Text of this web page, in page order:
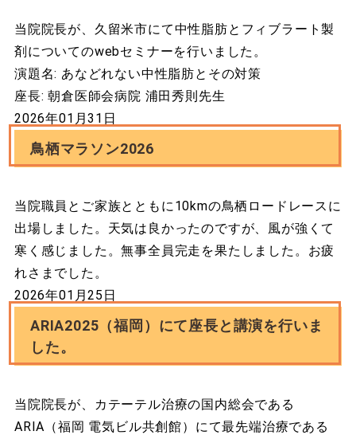
当院院長が、久留米市にて中性脂肪とフィブラート製
剤についてのwebセミナーを行いました。
演題名: あなどれない中性脂肪とその対策
座長: 朝倉医師会病院 浦田秀則先生
2026年01月31日
鳥栖マラソン2026
当院職員とご家族とともに10kmの鳥栖ロードレースに
出場しました。天気は良かったのですが、風が強くて
寒く感じました。無事全員完走を果たしました。お疲
れさまでした。
2026年01月25日
ARIA2025（福岡）にて座長と講演を行いま
した。
当院院長が、カテーテル治療の国内総会である
ARIA（福岡 電気ビル共創館）にて最先端治療である